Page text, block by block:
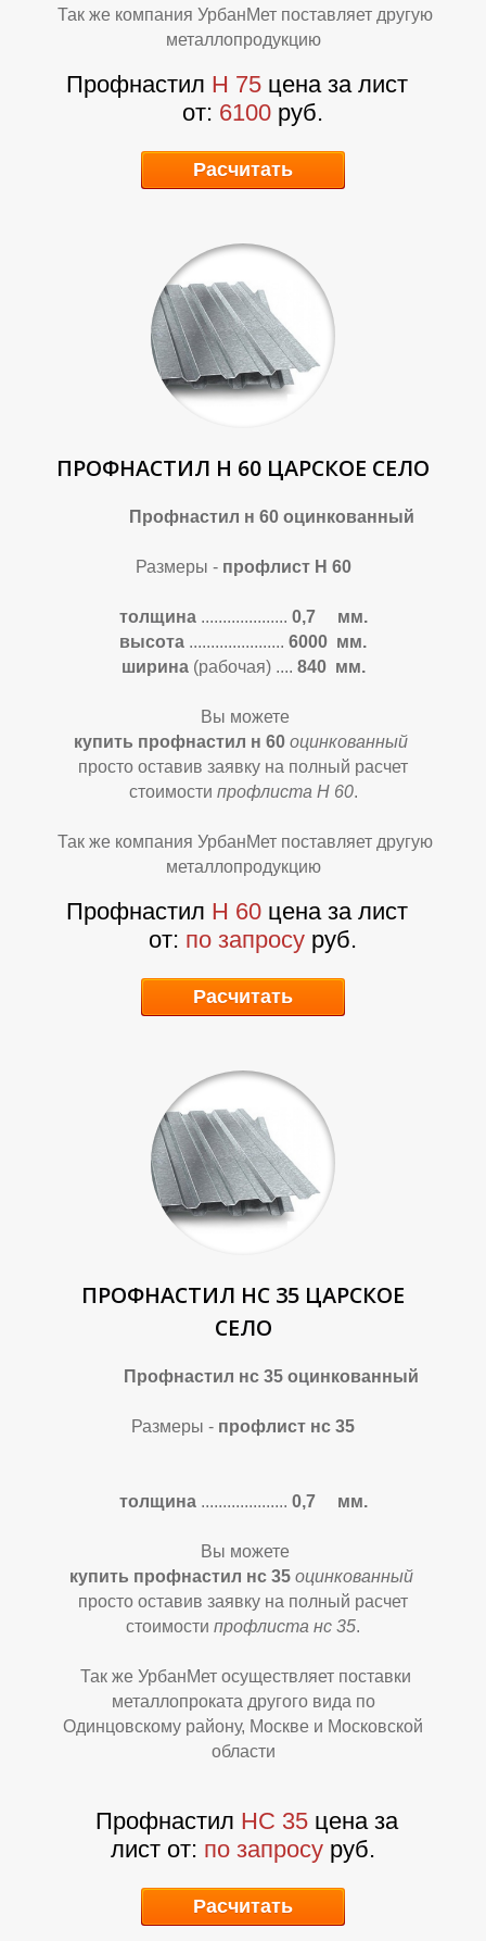
Т
А
В
Так же компания УрбанМет поставляет другую
металлопродукцию
Профнастил Н 75 цена за лист
от: 6100 руб.
Расчитать
ПРОФНАСТИЛ Н 60 ЦАРСКОЕ СЕЛО
Профнастил н 60 оцинкованный
Размеры - профлист Н 60
толщина .................... 0,7 мм.
высота ...................... 6000 мм.
ширина (рабочая) .... 840 мм.
Вы можете
купить профнастил н 60 оцинкованный
просто оставив заявку на полный расчет
стоимости профлиста Н 60.
Так же компания УрбанМет поставляет другую
металлопродукцию
Профнастил Н 60 цена за лист
от: по запросу руб.
Расчитать
ПРОФНАСТИЛ НС 35 ЦАРСКОЕ
СЕЛО
Профнастил нс 35 оцинкованный
Размеры - профлист нс 35
толщина .................... 0,7 мм.
Вы можете
купить профнастил нс 35 оцинкованный
просто оставив заявку на полный расчет
стоимости профлиста нс 35.
Так же УрбанМет осуществляет поставки
металлопроката другого вида по
Одинцовскому району, Москве и Московской
области
Профнастил НС 35 цена за
лист от: по запросу руб.
Расчитать
Т
А
В